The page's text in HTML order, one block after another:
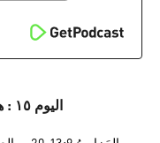
اليوم ١٥ : هل هو لين مع الجريمة؟